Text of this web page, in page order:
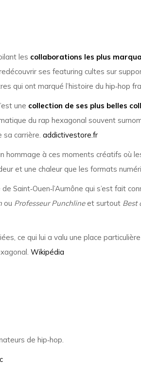
les collaborations les plus
ses featuring cultes sur
qui ont marqué l’histoire du hip‑hop
une collection de ses plus belles
du rap hexagonal souvent
sa carrière. addictivestore.fr
hommage à ces moments créatifs où
et une chaleur que les formats
Saint‑Ouen‑l’Aumône qui s’est fait
ou Professeur Punchlineet surtout Best
ce qui lui a valu une place
Wikipédia
de hip‑hop.